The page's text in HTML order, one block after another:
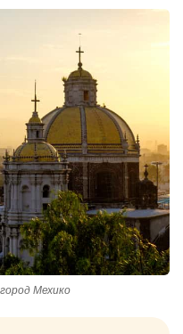
Мехико